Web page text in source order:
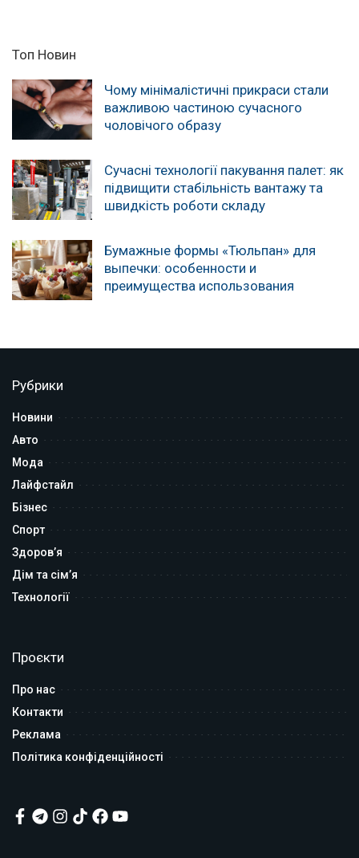
Топ Новин
Чому мінімалістичні прикраси стали
важливою частиною сучасного
чоловічого образу
Сучасні технології пакування палет: як
підвищити стабільність вантажу та
швидкість роботи складу
Бумажные формы «Тюльпан» для
выпечки: особенности и
преимущества использования
Рубрики
Новини
Авто
Мода
Лайфстайл
Бізнес
Спорт
Здоров’я
Дім та сім’я
Технології
Проєкти
Про нас
Контакти
Реклама
Політика конфіденційності